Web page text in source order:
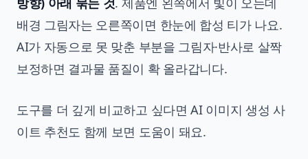
배경 그림자는 오른쪽이면 한눈에 합성 티가 나요.
AI가 자동으로 못 맞춘 부분을 그림자·반사로 살짝
보정하면 결과물 품질이 확 올라갑니다.
도구를 더 깊게 비교하고 싶다면AI 이미지 생성 사
이트 추천도 함께 보면 도움이 돼요.